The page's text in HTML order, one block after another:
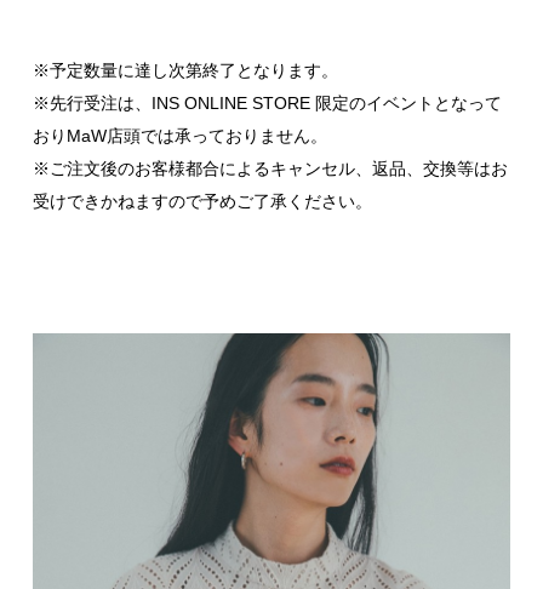
※予定数量に達し次第終了となります。
※先行受注は、INS ONLINE STORE 限定のイベントとなって
おりMaW店頭では承っておりません。
※ご注文後のお客様都合によるキャンセル、返品、交換等はお
受けできかねますので予めご了承ください。